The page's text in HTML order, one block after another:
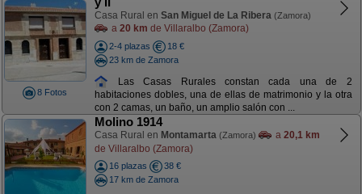
8 Fotos
Casa Rural en San Miguel de La Ribera (Zamora)
a 20 km de Villaralbo (Zamora)
2-4 plazas
18 €
23 km de Zamora
Las Casas Rurales constan cada una de 2
habitaciones dobles, una de ellas de matrimonio y la otra
con 2 camas, un baño, un amplio salón con ...
Molino 1914
Casa Rural en Montamarta (Zamora) a 20,1 km
de Villaralbo (Zamora)
16 plazas
38 €
17 km de Zamora